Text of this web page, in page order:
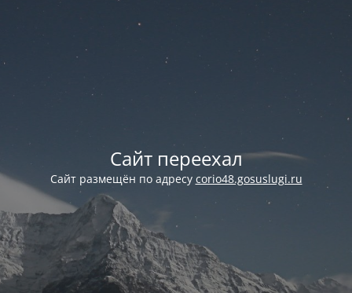
Сайт переехал
Сайт размещён по адресу corio48.gosuslugi.ru